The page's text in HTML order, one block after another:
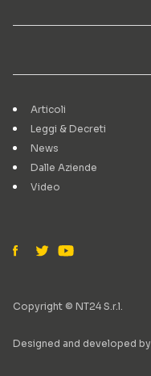
Articoli
Leggi & Decreti
News
Dalle Aziende
Video
Copyright © NT24 S.r.l.
Designed and developed by